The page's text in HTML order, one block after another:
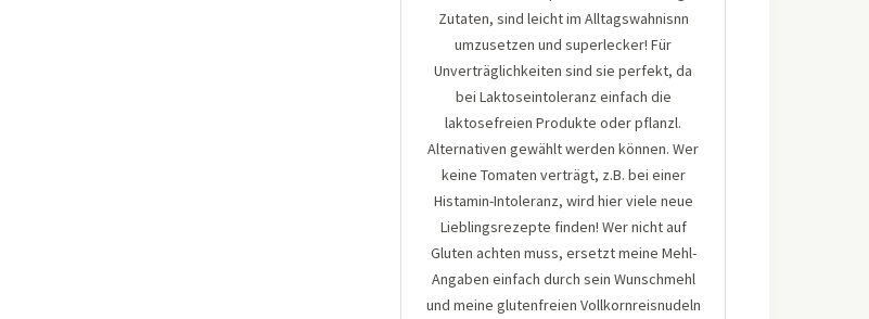
Zutaten, sind leicht im Alltagswahnisnn
umzusetzen und superlecker! Für
Unverträglichkeiten sind sie perfekt, da
bei Laktoseintoleranz einfach die
laktosefreien Produkte oder pflanzl.
Alternativen gewählt werden können. Wer
keine Tomaten verträgt, z.B. bei einer
Histamin-Intoleranz, wird hier viele neue
Lieblingsrezepte finden! Wer nicht auf
Gluten achten muss, ersetzt meine Mehl-
Angaben einfach durch sein Wunschmehl
und meine glutenfreien Vollkornreisnudeln